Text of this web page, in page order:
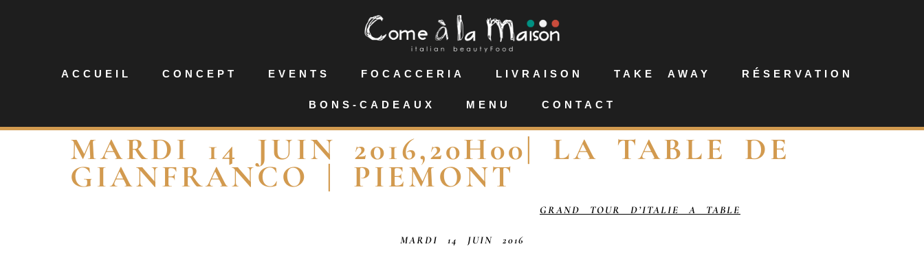
ACCUEIL CONCEPT EVENTS FOCACCERIA LIVRAISON TAKE AWAY RÉSERVATION
BONS-CADEAUX MENU CONTACT
MARDI 14 JUIN 2016,20H00| LA TABLE DE
GIANFRANCO | PIEMONT
GRAND TOUR D’ITALIE A TABLE
MARDI 14 JUIN 2016